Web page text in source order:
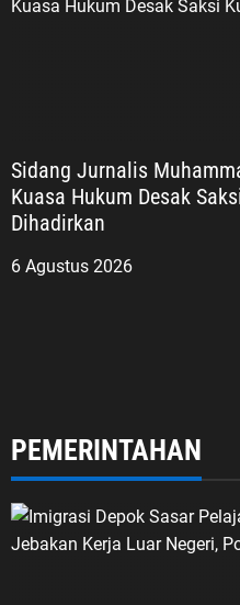
Sidang Jurnalis
Kuasa Hukum Desak
Dihadirkan
6 Agustus 2026
PEMERINTAHAN